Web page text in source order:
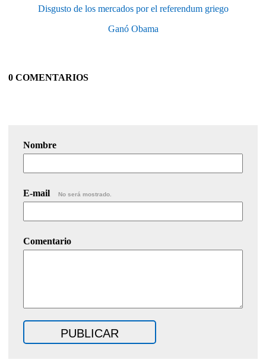
Disgusto de los mercados por el referendum griego
Ganó Obama
0 COMENTARIOS
Nombre
E-mail No será mostrado.
Comentario